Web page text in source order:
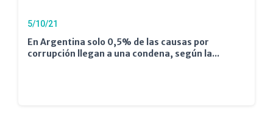
5/10/21
En Argentina solo 0,5% de las causas por
corrupción llegan a una condena, según la...